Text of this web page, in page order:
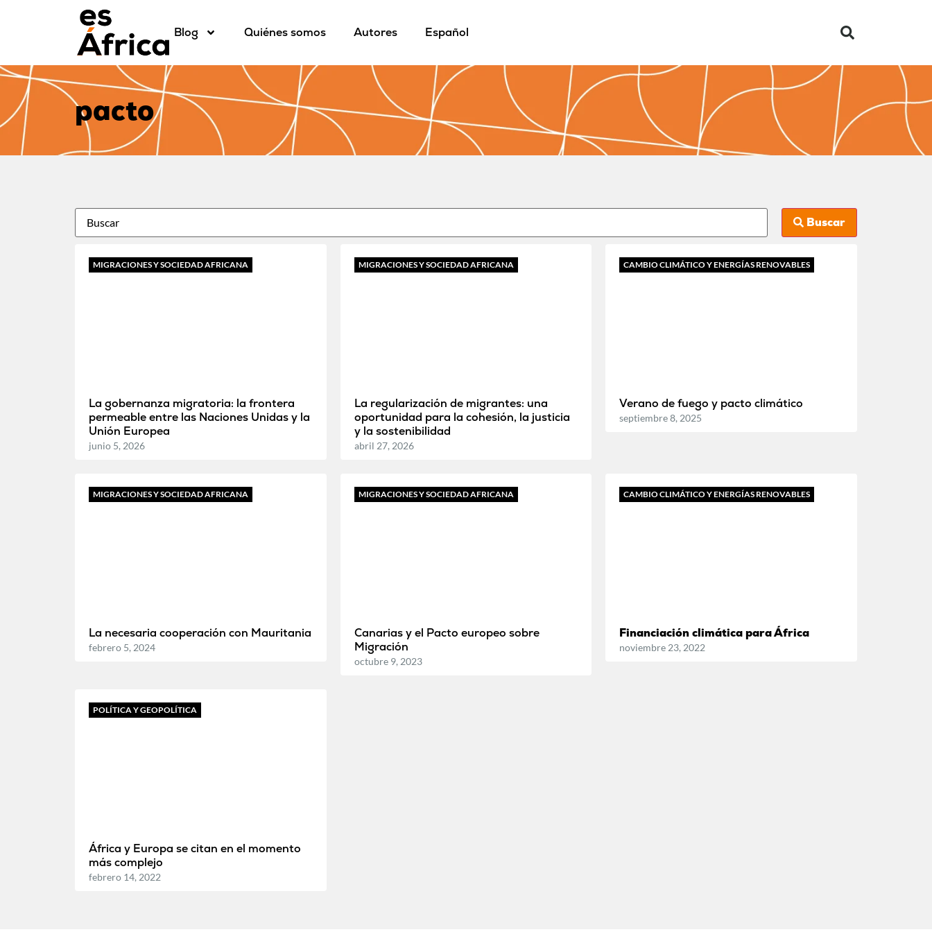
Blog Quiénes somos Autores Español
pacto
Buscar
MIGRACIONES Y SOCIEDAD AFRICANA
La gobernanza migratoria: la frontera
permeable entre las Naciones Unidas y la
Unión Europea
junio 5, 2026
MIGRACIONES Y SOCIEDAD AFRICANA
La regularización de migrantes: una
oportunidad para la cohesión, la justicia
y la sostenibilidad
abril 27, 2026
CAMBIO CLIMÁTICO Y ENERGÍAS RENOVABLES
Verano de fuego y pacto climático
septiembre 8, 2025
MIGRACIONES Y SOCIEDAD AFRICANA
La necesaria cooperación con Mauritania
febrero 5, 2024
MIGRACIONES Y SOCIEDAD AFRICANA
Canarias y el Pacto europeo sobre
Migración
octubre 9, 2023
CAMBIO CLIMÁTICO Y ENERGÍAS RENOVABLES
Financiación climática para África
noviembre 23, 2022
POLÍTICA Y GEOPOLÍTICA
África y Europa se citan en el momento
más complejo
febrero 14, 2022